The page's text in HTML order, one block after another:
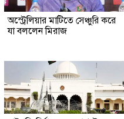
অস্ট্রেলিয়ার মাটিতে সেঞ্চুরি করে
যা বললেন মিরাজ